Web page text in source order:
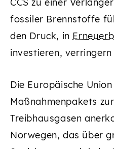
fossiler Brennstoffe
den Druck, in
investieren, verringern
Die Europäische
Maßnahmenpakets
Treibhausgasen
Norwegen, das über